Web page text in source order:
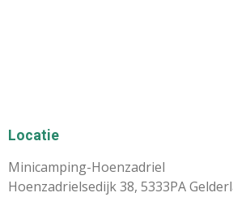
Locatie
Minicamping-Hoenzadriel
Hoenzadrielsedijk 38, 5333PA